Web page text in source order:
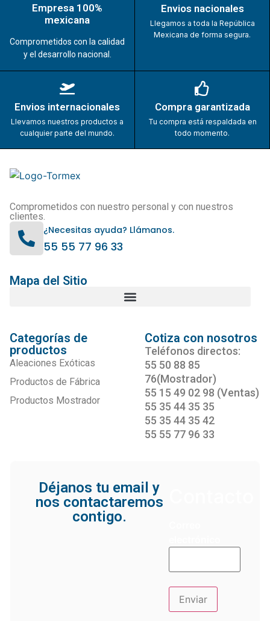
Empresa 100%
mexicana
Comprometidos con la calidad
y el desarrollo nacional.
Envios nacionales
Llegamos a toda la República
Mexicana de forma segura.
Envios internacionales
Llevamos nuestros productos a
cualquier parte del mundo.
Compra garantizada
Tu compra está respaldada en
todo momento.
Comprometidos con nuestro personal y con nuestros
clientes.
¿Necesitas ayuda? Llámanos.
55 55 77 96 33
Mapa del Sitio
Categorías de
productos
Aleaciones Exóticas
Productos de Fábrica
Productos Mostrador
Cotiza con nosotros
Teléfonos directos:
55 50 88 85
76(Mostrador)
55 15 49 02 98 (Ventas)
55 35 44 35 35
55 35 44 35 42
55 55 77 96 33
Déjanos tu email y
nos contactaremos
contigo.